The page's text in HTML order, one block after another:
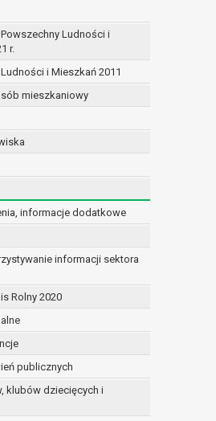
Ludności i
r.
i Mieszkań 2011
mieszkaniowy
informacje dodatkowe
informacji sektora
Rolny 2020
publicznych
klubów dziecięcych i